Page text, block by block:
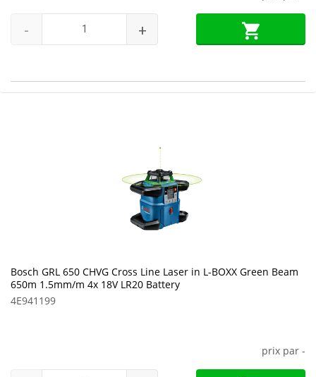
- +
Bosch GRL 650 CHVG Cross Line Laser in L-BOXX Green Beam
650m 1.5mm/m 4x 18V LR20 Battery
4E941199
prix par -